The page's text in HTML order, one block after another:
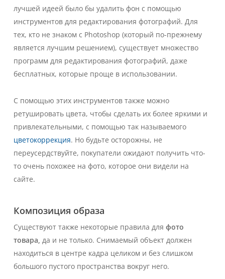
лучшей идеей было бы удалить фон с помощью
инструментов для редактирования фотографий. Для
тех, кто не знаком с Photoshop (который по-прежнему
является лучшим решением), существует множество
программ для редактирования фотографий, даже
бесплатных, которые проще в использовании.
С помощью этих инструментов также можно
ретушировать цвета, чтобы сделать их более яркими и
привлекательными, с помощью так называемого
цветокоррекция. Но будьте осторожны, не
переусердствуйте, покупатели ожидают получить что-
то очень похожее на фото, которое они видели на
сайте.
Композиция образа
Существуют также некоторые правила для фото
товара, да и не только. Снимаемый объект должен
находиться в центре кадра целиком и без слишком
большого пустого пространства вокруг него.